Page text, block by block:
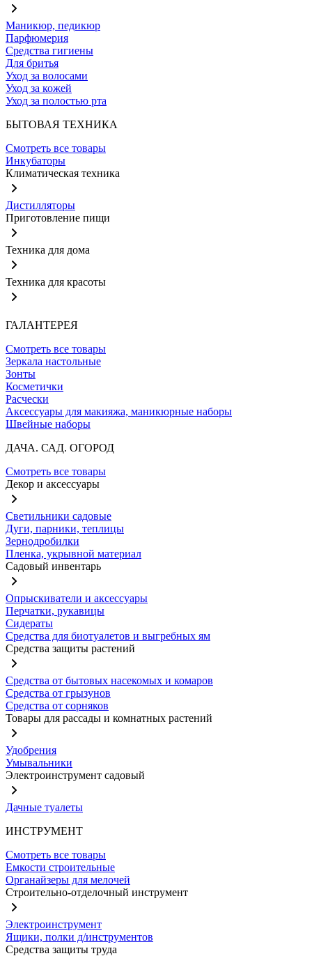
Маникюр, педикюр
Парфюмерия
Средства гигиены
Для бритья
Уход за волосами
Уход за кожей
Уход за полостью рта
БЫТОВАЯ ТЕХНИКА
Смотреть все товары
Инкубаторы
Климатическая техника
Дистилляторы
Приготовление пищи
Техника для дома
Техника для красоты
ГАЛАНТЕРЕЯ
Смотреть все товары
Зеркала настольные
Зонты
Косметички
Расчески
Аксессуары для макияжа, маникюрные наборы
Швейные наборы
ДАЧА. САД. ОГОРОД
Смотреть все товары
Декор и аксессуары
Светильники садовые
Дуги, парники, теплицы
Зернодробилки
Пленка, укрывной материал
Садовый инвентарь
Опрыскиватели и аксессуары
Перчатки, рукавицы
Сидераты
Средства для биотуалетов и выгребных ям
Средства защиты растений
Средства от бытовых насекомых и комаров
Средства от грызунов
Средства от сорняков
Товары для рассады и комнатных растений
Удобрения
Умывальники
Электроинструмент садовый
Дачные туалеты
ИНСТРУМЕНТ
Смотреть все товары
Емкости строительные
Органайзеры для мелочей
Строительно-отделочный инструмент
Электроинструмент
Ящики, полки д/инструментов
Средства защиты труда